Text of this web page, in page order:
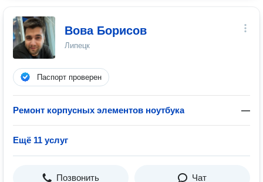
Вова Борисов
Липецк
Паспорт проверен
Ремонт корпусных элементов ноутбука —
Ещё 11 услуг
Позвонить Чат